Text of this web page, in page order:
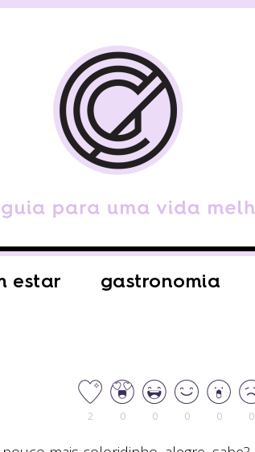
estar gastronomia
2 0 0 0 0 0